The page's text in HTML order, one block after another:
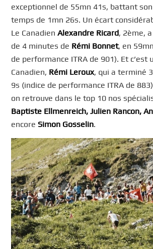
exceptionnel de 55mn 41s, battant
temps de 1mn 26s. Un écart
Le CanadienAlexandre Ricard, 2ème,
de 4 minutes de Rémi Bonnet, en
de performance ITRA de 901). Et c’est
Canadien, Rémi Leroux, qui a terminé
9s (indice de performance ITRA de
on retrouve dans le top 10 nos
Baptiste Ellmenreich, Julien Rancon,
encore Simon Gosselin.